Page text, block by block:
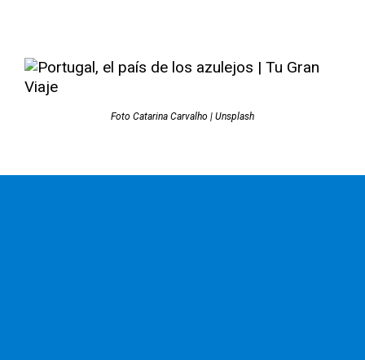
Foto Catarina Carvalho | Unsplash